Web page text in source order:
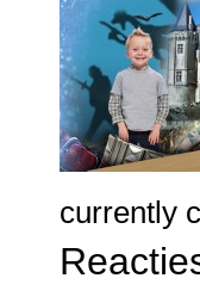
currently